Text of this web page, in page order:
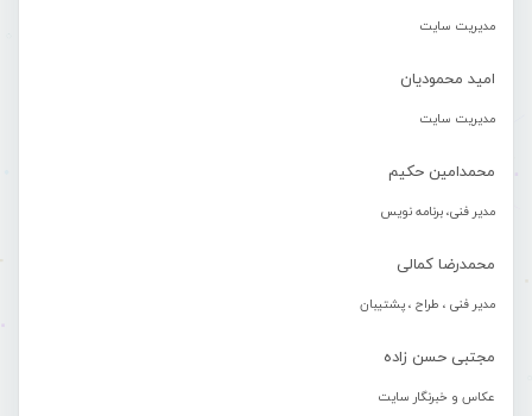
مدیریت سایت
امید محمودیان
مدیریت سایت
محمدامین حکیم
مدیر فنی، برنامه نویس
محمدرضا کمالی
مدیر فنی ، طراح ، پشتیبان
مجتبی حسن زاده
عکاس و خبرنگار سایت